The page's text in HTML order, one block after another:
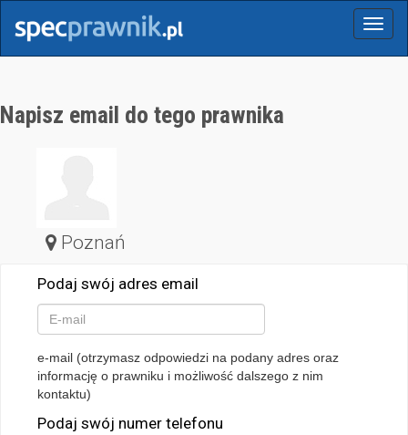
Menu
Napisz email do tego prawnika
Poznań
Podaj swój adres email
e-mail (otrzymasz odpowiedzi na podany adres oraz
informację o prawniku i możliwość dalszego z nim
kontaktu)
Podaj swój numer telefonu